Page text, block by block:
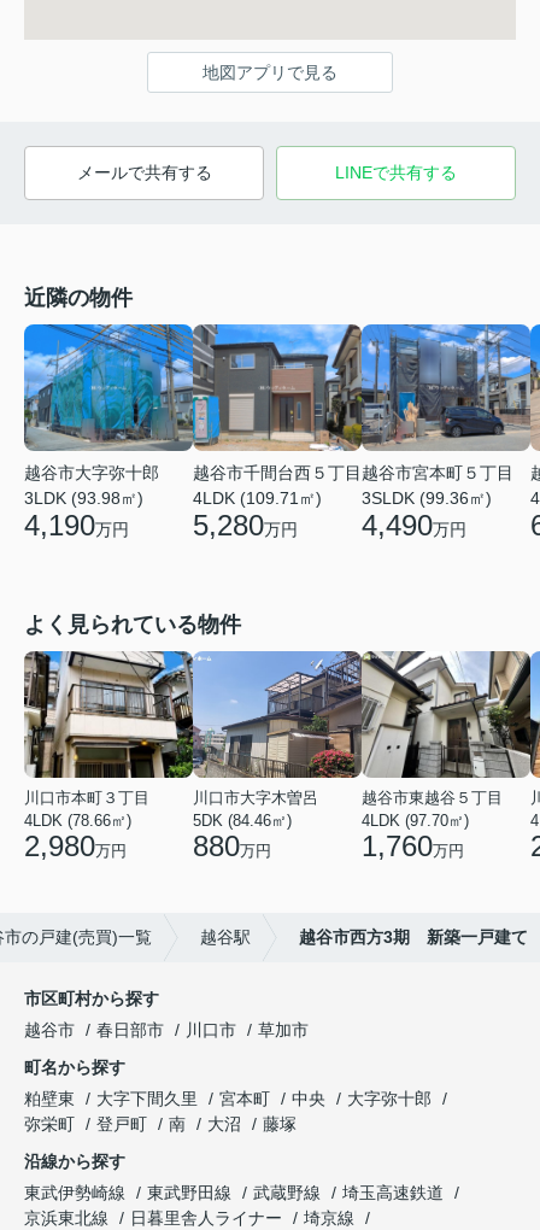
地図アプリで見る
メールで共有する LINEで共有する
近隣の物件
越谷市大字弥十郎
3LDK (93.98㎡)
4,190万円
越谷市千間台西５丁目
4LDK (109.71㎡)
5,280万円
越谷市宮本町５丁目
3SLDK (99.36㎡)
4,490万円
よく見られている物件
川口市本町３丁目
4LDK (78.66㎡)
2,980万円
川口市大字木曽呂
5DK (84.46㎡)
880万円
越谷市東越谷５丁目
4LDK (97.70㎡)
1,760万円
市の戸建(売買)一覧 越谷駅 越谷市西方3期 新築一戸建て
市区町村から探す
越谷市
春日部市 川口市
草加市
町名から探す
粕壁東
大字下間久里 宮本町 中央
大字弥十郎
弥栄町
登戸町 南 大沼
藤塚
沿線から探す
東武伊勢崎線
東武野田線 武蔵野線
埼玉高速鉄道
京浜東北線
日暮里舎人ライナー
埼京線